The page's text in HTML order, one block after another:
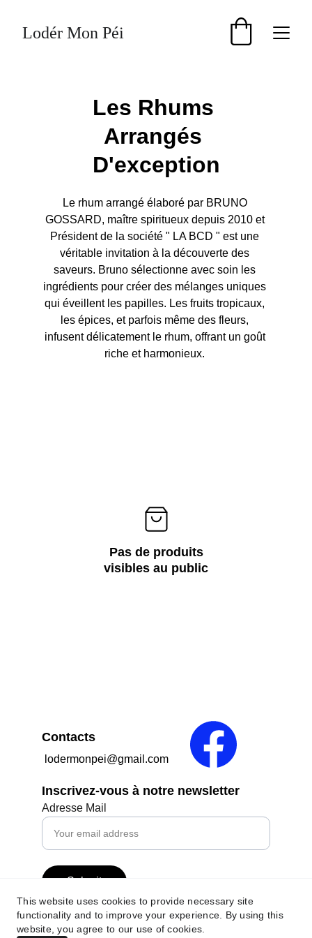
Lodér Mon Péi
Les Rhums
Arrangés
D'exception
Le rhum arrangé élaboré par BRUNO
GOSSARD, maître spiritueux depuis 2010 et
Président de la société " LA BCD " est une
véritable invitation à la découverte des
saveurs. Bruno sélectionne avec soin les
ingrédients pour créer des mélanges uniques
qui éveillent les papilles. Les fruits tropicaux,
les épices, et parfois même des fleurs,
infusent délicatement le rhum, offrant un goût
riche et harmonieux.
Pas de produits
visibles au public
Contacts
lodermonpei@gmail.com
Inscrivez-vous à notre newsletter
Adresse Mail
Submit
This website uses cookies to provide necessary site
functionality and to improve your experience. By using this
website, you agree to our use of cookies.